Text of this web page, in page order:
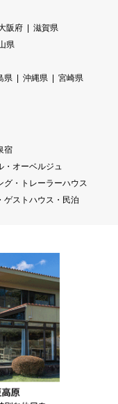
阪府
滋賀県
県
県 沖縄県
宮崎県
宿
・オーベルジュ
グ・トレーラーハウス
ゲストハウス・民泊